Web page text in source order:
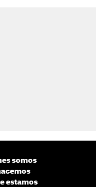
somos
estamos